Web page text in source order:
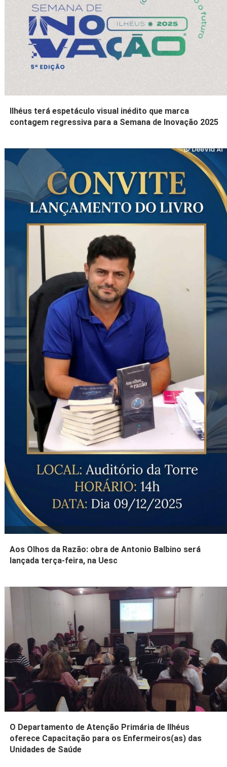
Ilhéus terá espetáculo visual inédito que marca
contagem regressiva para a Semana de Inovação 2025
Aos Olhos da Razão: obra de Antonio Balbino será
lançada terça-feira, na Uesc
O Departamento de Atenção Primária de Ilhéus
oferece Capacitação para os Enfermeiros(as) das
Unidades de Saúde